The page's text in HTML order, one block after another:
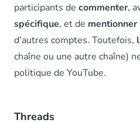
participants de commenter,
spécifique, et de mentionner
d’autres comptes. Toutefois,
chaîne ou une autre chaîne)
politique de YouTube.
Threads